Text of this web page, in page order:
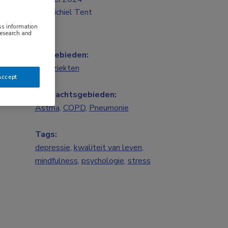
Michiel Tent
Vakgebieden:
Longziekten
Aandachtsgebieden:
Astma, COPD, Pneumonie
Tags:
depressie, kwaliteit van leven,
mindfulness, psychologie, stress
information
and